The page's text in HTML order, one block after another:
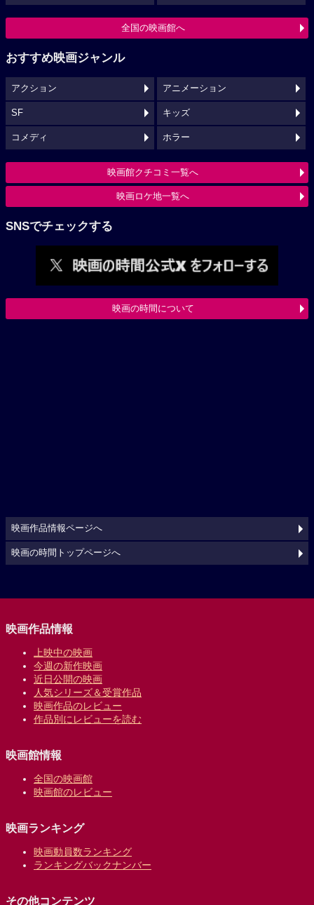
全国の映画館へ
おすすめ映画ジャンル
アクション アニメーション
SF キッズ
コメディ ホラー
映画館クチコミ一覧へ
映画ロケ地一覧へ
SNSでチェックする
映画の時間について
映画作品情報ページへ
映画の時間トップページへ
映画作品情報
上映中の映画
今週の新作映画
近日公開の映画
人気シリーズ＆受賞作品
映画作品のレビュー
作品別にレビューを読む
映画館情報
全国の映画館
映画館のレビュー
映画ランキング
映画動員数ランキング
ランキングバックナンバー
その他コンテンツ